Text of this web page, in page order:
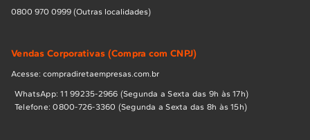
0800 970 0999 (Outras localidades)
Vendas Corporativas (Compra com CNPJ)
Acesse: compradiretaempresas.com.br
WhatsApp: 11 99235-2966 (Segunda a Sexta das 9h às 17h)
Telefone: 0800-726-3360 (Segunda a Sexta das 8h às 15h)